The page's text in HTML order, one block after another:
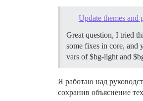
Update themes and
Great question, I tried
some fixes in core, and
vars of $bg-light and
Я работаю над
сохранив объяснение